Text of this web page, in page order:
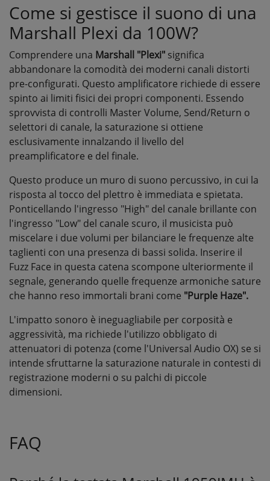
Come si gestisce il suono di una
Marshall Plexi da 100W?
Comprendere una Marshall "Plexi" significa
abbandonare la comodità dei moderni canali distorti
pre-configurati. Questo amplificatore richiede di essere
spinto ai limiti fisici dei propri componenti. Essendo
sprovvista di controlli Master Volume, Send/Return o
selettori di canale, la saturazione si ottiene
esclusivamente innalzando il livello del
preamplificatore e del finale.
Questo produce un muro di suono percussivo, in cui la
risposta al tocco del plettro è immediata e spietata.
Ponticellando l'ingresso "High" del canale brillante con
l'ingresso "Low" del canale scuro, il musicista può
miscelare i due volumi per bilanciare le frequenze alte
taglienti con una presenza di bassi solida. Inserire il
Fuzz Face in questa catena scompone ulteriormente il
segnale, generando quelle frequenze armoniche sature
che hanno reso immortali brani come "Purple Haze".
L'impatto sonoro è ineguagliabile per corposità e
aggressività, ma richiede l'utilizzo obbligato di
attenuatori di potenza (come l'Universal Audio OX) se si
intende sfruttarne la saturazione naturale in contesti di
registrazione moderni o su palchi di piccole
dimensioni.
FAQ